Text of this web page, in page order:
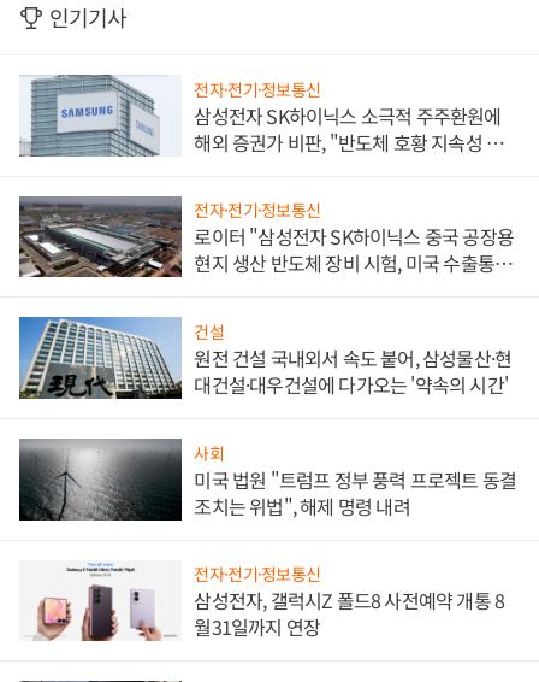
인기기사
전자·전기·정보통신
삼성전자 SK하이닉스 소극적 주주환원에
해외 증권가 비판, "반도체 호황 지속성 의
전자·전기·정보통신
로이터 "삼성전자 SK하이닉스 중국 공장용
현지 생산 반도체 장비 시험, 미국 수출통제
건설
원전 건설 국내외서 속도 붙어, 삼성물산·현
대건설·대우건설에 다가오는 '약속의 시간'
사회
미국 법원 "트럼프 정부 풍력 프로젝트 동결
조치는 위법", 해제 명령 내려
전자·전기·정보통신
삼성전자, 갤럭시Z 폴드8 사전예약 개통 8
월31일까지 연장